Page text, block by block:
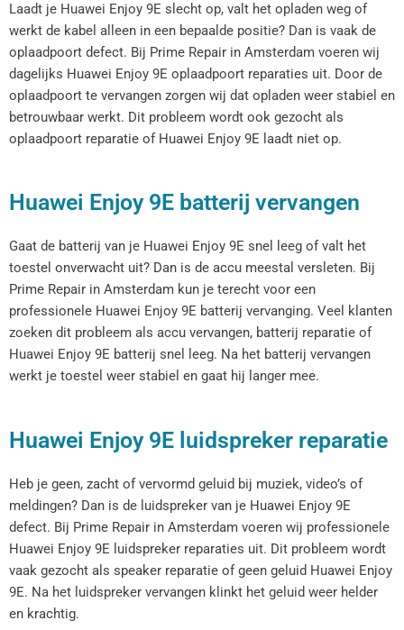
Laadt je Huawei Enjoy 9E slecht op, valt het opladen weg of
werkt de kabel alleen in een bepaalde positie? Dan is vaak de
oplaadpoort defect. Bij Prime Repair in Amsterdam voeren wij
dagelijks Huawei Enjoy 9E oplaadpoort reparaties uit. Door de
oplaadpoort te vervangen zorgen wij dat opladen weer stabiel en
betrouwbaar werkt. Dit probleem wordt ook gezocht als
oplaadpoort reparatie of Huawei Enjoy 9E laadt niet op.
Huawei Enjoy 9E batterij vervangen
Gaat de batterij van je Huawei Enjoy 9E snel leeg of valt het
toestel onverwacht uit? Dan is de accu meestal versleten. Bij
Prime Repair in Amsterdam kun je terecht voor een
professionele Huawei Enjoy 9E batterij vervanging. Veel klanten
zoeken dit probleem als accu vervangen, batterij reparatie of
Huawei Enjoy 9E batterij snel leeg. Na het batterij vervangen
werkt je toestel weer stabiel en gaat hij langer mee.
Huawei Enjoy 9E luidspreker reparatie
Heb je geen, zacht of vervormd geluid bij muziek, video’s of
meldingen? Dan is de luidspreker van je Huawei Enjoy 9E
defect. Bij Prime Repair in Amsterdam voeren wij professionele
Huawei Enjoy 9E luidspreker reparaties uit. Dit probleem wordt
vaak gezocht als speaker reparatie of geen geluid Huawei Enjoy
9E. Na het luidspreker vervangen klinkt het geluid weer helder
en krachtig.